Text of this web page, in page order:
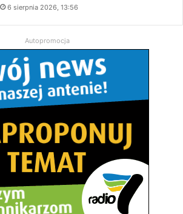
6 sierpnia 2026, 13:56
Autopromocja